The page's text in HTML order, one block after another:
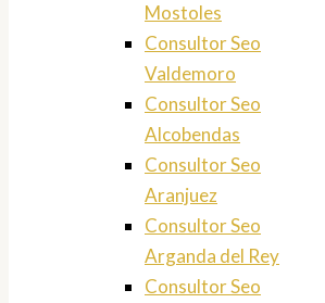
Mostoles
Consultor Seo
Valdemoro
Consultor Seo
Alcobendas
Consultor Seo
Aranjuez
Consultor Seo
Arganda del Rey
Consultor Seo